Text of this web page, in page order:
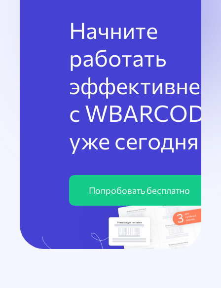
Начните
работать
эффективнее
с WBARCODE
уже сегодня
Попробовать бесплатно